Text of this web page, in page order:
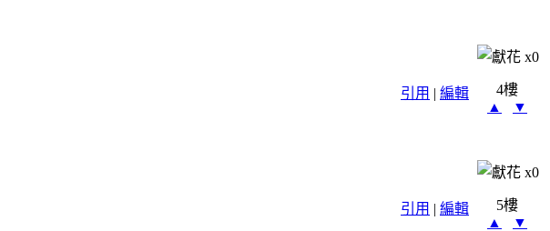
x0
引用 | 編輯
4樓
▲
▼
x0
引用 | 編輯
5樓
▲
▼